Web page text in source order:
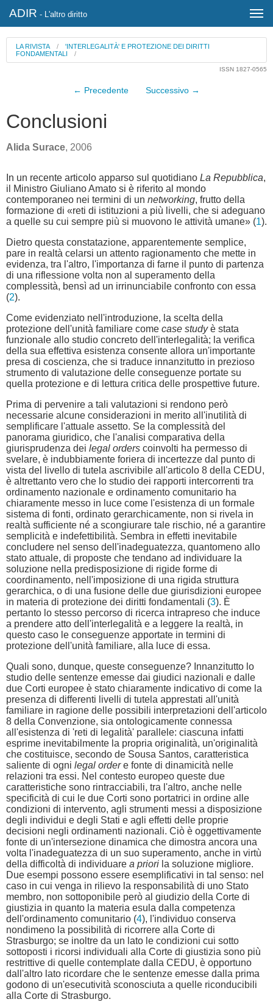
ADIR - L'altro diritto
LA RIVISTA / 'INTERLEGALITÀ' E PROTEZIONE DEI DIRITTI
FONDAMENTALI /
ISSN 1827-0565
← Precedente Successivo →
Conclusioni
Alida Surace, 2006
In un recente articolo apparso sul quotidiano La Repubblica,
il Ministro Giuliano Amato si è riferito al mondo
contemporaneo nei termini di un networking, frutto della
formazione di «reti di istituzioni a più livelli, che si adeguano
a quelle su cui sempre più si muovono le attività umane» (1).
Dietro questa constatazione, apparentemente semplice,
pare in realtà celarsi un attento ragionamento che mette in
evidenza, tra l'altro, l'importanza di farne il punto di partenza
di una riflessione volta non al superamento della
complessità, bensì ad un irrinunciabile confronto con essa
(2).
Come evidenziato nell'introduzione, la scelta della
protezione dell'unità familiare come case studyè stata
funzionale allo studio concreto dell'interlegalità; la verifica
della sua effettiva esistenza consente allora un'importante
presa di coscienza, che si traduce innanzitutto in prezioso
strumento di valutazione delle conseguenze portate su
quella protezione e di lettura critica delle prospettive future.
Prima di pervenire a tali valutazioni si rendono però
necessarie alcune considerazioni in merito all'inutilità di
semplificare l'attuale assetto. Se la complessità del
panorama giuridico, che l'analisi comparativa della
giurisprudenza dei legal orders coinvolti ha permesso di
svelare, è indubbiamente foriera di incertezze dal punto di
vista del livello di tutela ascrivibile all'articolo 8 della CEDU,
è altrettanto vero che lo studio dei rapporti intercorrenti tra
ordinamento nazionale e ordinamento comunitario ha
chiaramente messo in luce come l'esistenza di un formale
sistema di fonti, ordinato gerarchicamente, non si rivela in
realtà sufficiente né a scongiurare tale rischio, né a garantire
semplicità e indefettibilità. Sembra in effetti inevitabile
concludere nel senso dell'inadeguatezza, quantomeno allo
stato attuale, di proposte che tendano ad individuare la
soluzione nella predisposizione di rigide forme di
coordinamento, nell'imposizione di una rigida struttura
gerarchica, o di una fusione delle due giurisdizioni europee
in materia di protezione dei diritti fondamentali (3). È
pertanto lo stesso percorso di ricerca intrapreso che induce
a prendere atto dell'interlegalità e a leggere la realtà, in
questo caso le conseguenze apportate in termini di
protezione dell'unità familiare, alla luce di essa.
Quali sono, dunque, queste conseguenze? Innanzitutto lo
studio delle sentenze emesse dai giudici nazionali e dalle
due Corti europee è stato chiaramente indicativo di come la
presenza di differenti livelli di tutela apprestati all'unità
familiare in ragione delle possibili interpretazioni dell'articolo
8 della Convenzione, sia ontologicamente connessa
all'esistenza di 'reti di legalità' parallele: ciascuna infatti
esprime inevitabilmente la propria originalità, un'originalità
che costituisce, secondo de Sousa Santos, caratteristica
saliente di ogni legal ordere fonte di dinamicità nelle
relazioni tra essi. Nel contesto europeo queste due
caratteristiche sono rintracciabili, tra l'altro, anche nelle
specificità di cui le due Corti sono portatrici in ordine alle
condizioni di intervento, agli strumenti messi a disposizione
degli individui e degli Stati e agli effetti delle proprie
decisioni negli ordinamenti nazionali. Ciò è oggettivamente
fonte di un'intersezione dinamica che dimostra ancora una
volta l'inadeguatezza di un suo superamento, anche in virtù
della difficoltà di individuare a priori la soluzione migliore.
Due esempi possono essere esemplificativi in tal senso: nel
caso in cui venga in rilievo la responsabilità di uno Stato
membro, non sottoponibile però al giudizio della Corte di
giustizia in quanto la materia esula dalla competenza
dell'ordinamento comunitario (4), l'individuo conserva
nondimeno la possibilità di ricorrere alla Corte di
Strasburgo; se inoltre da un lato le condizioni cui sotto
sottoposti i ricorsi individuali alla Corte di giustizia sono più
restrittive di quelle contemplate dalla CEDU, è opportuno
dall'altro lato ricordare che le sentenze emesse dalla prima
godono di un'esecutività sconosciuta a quelle riconducibili
alla Corte di Strasburgo.